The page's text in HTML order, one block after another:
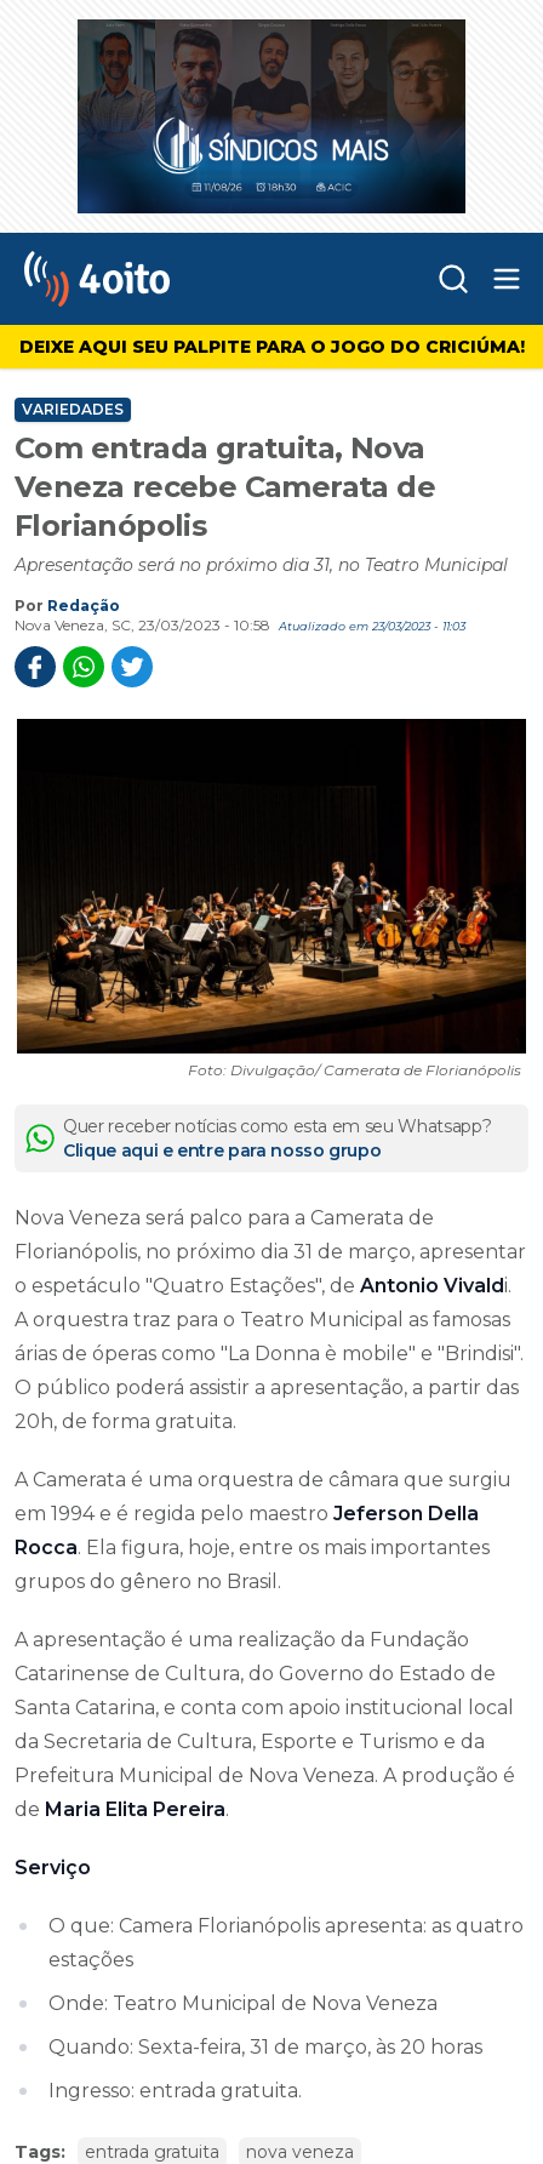
4oito
DEIXE AQUI SEU PALPITE PARA O JOGO DO CRICIÚMA!
VARIEDADES
Com entrada gratuita, Nova
Veneza recebe Camerata de
Florianópolis
Apresentação será no próximo dia 31, no Teatro Municipal
Por Redação
Nova Veneza, SC, 23/03/2023 - 10:58
Atualizado em 23/03/2023 - 11:03
Foto: Divulgação/ Camerata de Florianópolis
Quer receber notícias como esta em seu Whatsapp?
Clique aqui e entre para nosso grupo
Nova Veneza será palco para a Camerata de
Florianópolis, no próximo dia 31 de março, apresentar
o espetáculo "Quatro Estações", de Antonio Vivaldi.
A orquestra traz para o Teatro Municipal as famosas
árias de óperas como "La Donna è mobile" e "Brindisi".
O público poderá assistir a apresentação, a partir das
20h, de forma gratuita.
A Camerata é uma orquestra de câmara que surgiu
em 1994 e é regida pelo maestro Jeferson Della
Rocca. Ela figura, hoje, entre os mais importantes
grupos do gênero no Brasil.
A apresentação é uma realização da Fundação
Catarinense de Cultura, do Governo do Estado de
Santa Catarina, e conta com apoio institucional local
da Secretaria de Cultura, Esporte e Turismo e da
Prefeitura Municipal de Nova Veneza. A produção é
de Maria Elita Pereira.
Serviço
O que: Camera Florianópolis apresenta: as quatro
estações
Onde: Teatro Municipal de Nova Veneza
Quando: Sexta-feira, 31 de março, às 20 horas
Ingresso: entrada gratuita.
Tags: entrada gratuita
nova veneza